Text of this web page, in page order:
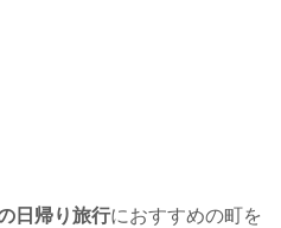
日帰り旅行におすすめの町を